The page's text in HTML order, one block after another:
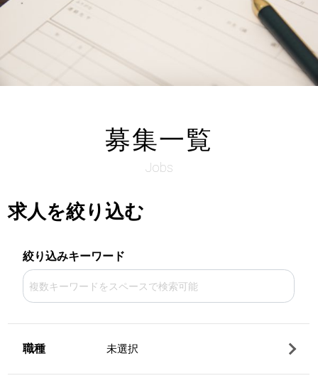
募集一覧
Jobs
求人を絞り込む
絞り込みキーワード
職種 未選択